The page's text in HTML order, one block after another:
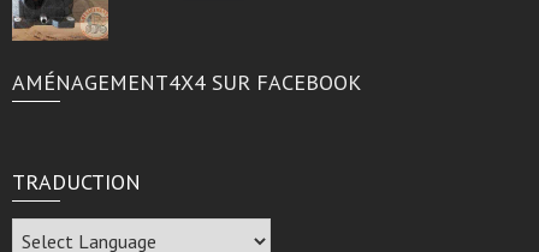
450,00€.280,00€.
AMÉNAGEMENT4X4 SUR FACEBOOK
TRADUCTION